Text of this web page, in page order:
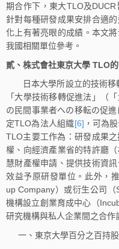
期合作下，東大TLO及
針對每種研發成果安排合適
化上有著亮眼的成績。本文
我國相關單位參考。
貳、株式會社東京大學 TLO
日本大學所設立的技術移
「大學技術移轉促進法」（
の民間事業者への移転の促
定TLO為法人組織[6] ，可為
TLO主要工作為：研發成果
權、向經濟產業省的特許廳
慧財產權申請、提供技術資
效益予原研發單位。此外，
up Company）或衍生公司
機構設立創業育成中心（
研究機構與私人企業間之合
一、東京大學百分之百持